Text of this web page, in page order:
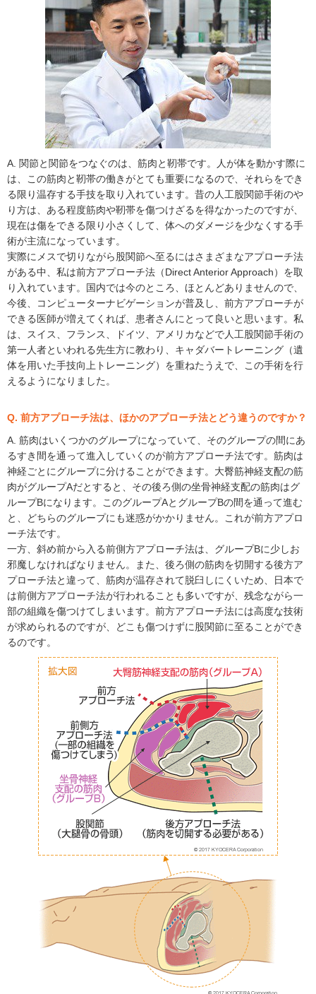
A. 関節と関節をつなぐのは、筋肉と靭帯です。人が体を動かす際に
は、この筋肉と靭帯の働きがとても重要になるので、それらをでき
る限り温存する手技を取り入れています。昔の人工股関節手術のや
り方は、ある程度筋肉や靭帯を傷つけざるを得なかったのですが、
現在は傷をできる限り小さくして、体へのダメージを少なくする手
術が主流になっています。
実際にメスで切りながら股関節へ至るにはさまざまなアプローチ法
がある中、私は前方アプローチ法（Direct Anterior Approach）を取
り入れています。国内では今のところ、ほとんどありませんので、
今後、コンピューターナビゲーションが普及し、前方アプローチが
できる医師が増えてくれば、患者さんにとって良いと思います。私
は、スイス、フランス、ドイツ、アメリカなどで人工股関節手術の
第一人者といわれる先生方に教わり、キャダバートレーニング（遺
体を用いた手技向上トレーニング）を重ねたうえで、この手術を行
えるようになりました。
Q. 前方アプローチ法は、ほかのアプローチ法とどう違うのですか？
A. 筋肉はいくつかのグループになっていて、そのグループの間にあ
るすき間を通って進入していくのが前方アプローチ法です。筋肉は
神経ごとにグループに分けることができます。大臀筋神経支配の筋
肉がグループAだとすると、その後ろ側の坐骨神経支配の筋肉はグ
ループBになります。このグループAとグループBの間を通って進む
と、どちらのグループにも迷惑がかかりません。これが前方アプロ
ーチ法です。
一方、斜め前から入る前側方アプローチ法は、グループBに少しお
邪魔しなければなりません。また、後ろ側の筋肉を切開する後方ア
プローチ法と違って、筋肉が温存されて脱臼しにくいため、日本で
は前側方アプローチ法が行われることも多いですが、残念ながら一
部の組織を傷つけてしまいます。前方アプローチ法には高度な技術
が求められるのですが、どこも傷つけずに股関節に至ることができ
るのです。